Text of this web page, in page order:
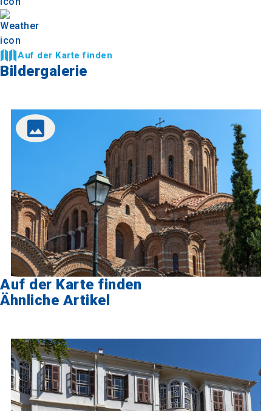
Auf der Karte finden
Bildergalerie
Auf der Karte finden
Ähnliche Artikel